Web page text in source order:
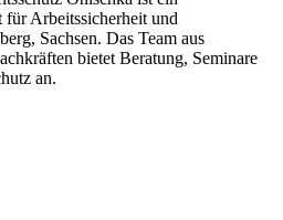
für Arbeitssicherheit und
Sachsen. Das Team aus
bietet Beratung, Seminare
an.